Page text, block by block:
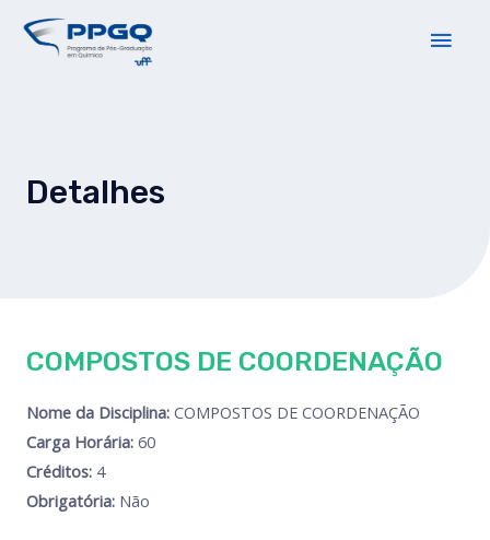
Detalhes
COMPOSTOS DE COORDENAÇÃO
Nome da Disciplina: COMPOSTOS DE COORDENAÇÃO
Carga Horária: 60
Créditos: 4
Obrigatória: Não